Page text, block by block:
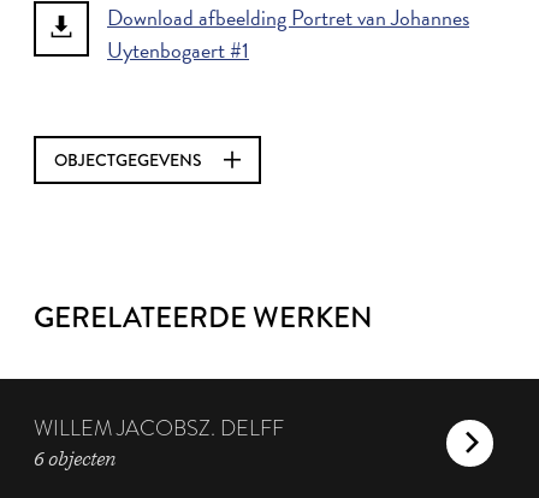
Download afbeelding Portret van Johannes
Uytenbogaert #1
OBJECTGEGEVENS
GERELATEERDE WERKEN
WILLEM JACOBSZ. DELFF
6 objecten